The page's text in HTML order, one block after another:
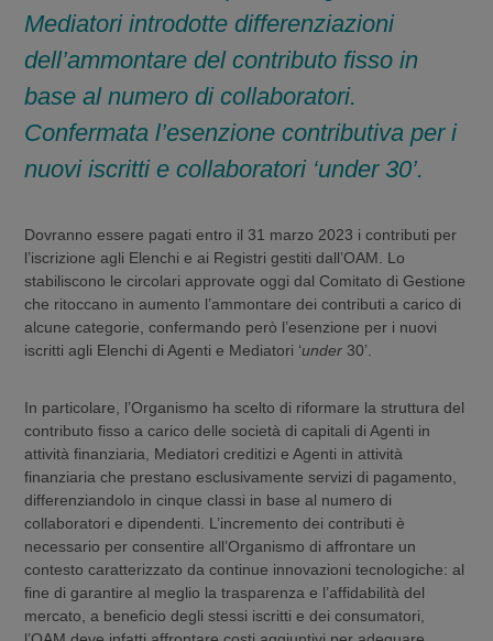
Mediatori introdotte differenziazioni
dell’ammontare del contributo fisso in
base al numero di collaboratori.
Confermata l’esenzione contributiva per i
nuovi iscritti e collaboratori ‘under30’.
Dovranno essere pagati entro il 31 marzo 2023 i contributi per
l’iscrizione agli Elenchi e ai Registri gestiti dall’OAM. Lo
stabiliscono le circolari approvate oggi dal Comitato di Gestione
che ritoccano in aumento l’ammontare dei contributi a carico di
alcune categorie, confermando però l’esenzione per i nuovi
iscritti agli Elenchi di Agenti e Mediatori ‘under 30’.
In particolare, l’Organismo ha scelto di riformare la struttura del
contributo fisso a carico delle società di capitali di Agenti in
attività finanziaria, Mediatori creditizi e Agenti in attività
finanziaria che prestano esclusivamente servizi di pagamento,
differenziandolo in cinque classi in base al numero di
collaboratori e dipendenti. L’incremento dei contributi è
necessario per consentire all’Organismo di affrontare un
contesto caratterizzato da continue innovazioni tecnologiche: al
fine di garantire al meglio la trasparenza e l’affidabilità del
mercato, a beneficio degli stessi iscritti e dei consumatori,